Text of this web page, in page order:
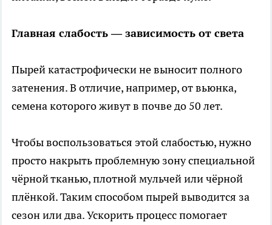
Главная слабость — зависимость от света
Пырей катастрофически не выносит полного
затенения. В отличие, например, от вьюнка,
семена которого живут в почве до 50 лет.
Чтобы воспользоваться этой слабостью, нужно
просто накрыть проблемную зону специальной
чёрной тканью, плотной мульчей или чёрной
плёнкой. Таким способом пырей выводится за
сезон или два. Ускорить процесс помогает